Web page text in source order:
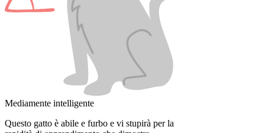
Mediamente intelligente
Questo gatto è abile e furbo e vi stupirà per la